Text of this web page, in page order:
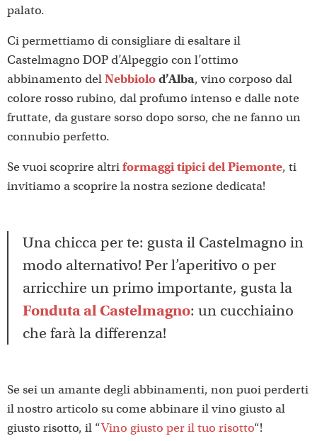
palato.
Ci permettiamo di consigliare di esaltare il
Castelmagno DOP d’Alpeggio con l’ottimo
abbinamento delNebbiolod’Alba, vino corposo dal
colore rosso rubino, dal profumo intenso e dalle note
fruttate, da gustare sorso dopo sorso, che ne fanno un
connubio perfetto.
Se vuoi scoprire altriformaggi tipici del Piemonte, ti
invitiamo a scoprire la nostra sezione dedicata!
Una chicca per te: gusta il Castelmagno in
modo alternativo! Per l’aperitivo o per
arricchire un primo importante, gusta la
Fonduta al Castelmagno: un cucchiaino
che farà la differenza!
Se sei un amante degli abbinamenti, non puoi perderti
il nostro articolo su come abbinare il vino giusto al
giusto risotto, il “Vino giusto per il tuo risotto“!